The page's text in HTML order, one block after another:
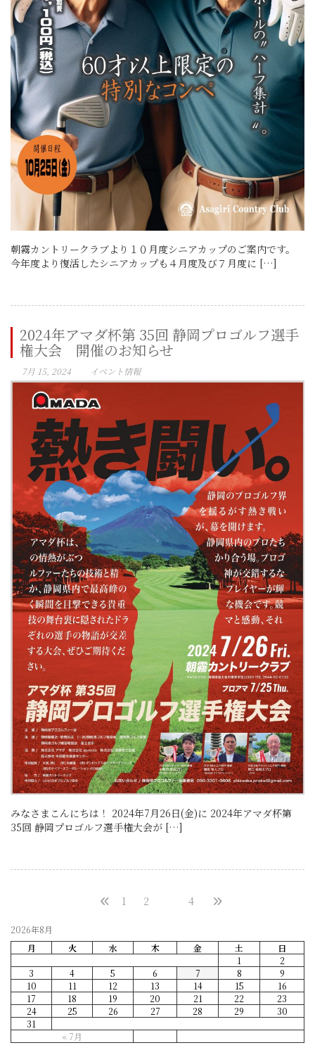
朝霧カントリークラブより１０月度シニアカップのご案内です。
今年度より復活したシニアカップも４月度及び７月度に […]
2024年アマダ杯第 35回 静岡プロゴルフ選手
権大会 開催のお知らせ
7月 15, 2024 イベント情報
みなさまこんにちは！ 2024年7月26日(金)に 2024年アマダ杯第
35回 静岡プロゴルフ選手権大会が […]
1 2 4
2026年8月
月
火 水 木 金 土 日
« 7月
1
2
3
4 5 6 7 8
9
10
11 12 13 14 15
16
17
18 19 20 21 22
23
24
25 26 27 28 29
30
31